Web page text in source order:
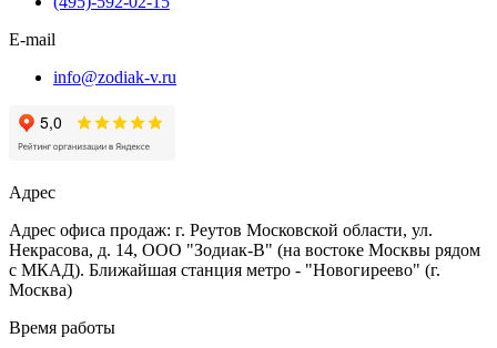
E-mail
info@zodiak-v.ru
Адрес
Адрес офиса продаж: г. Реутов Московской области, ул.
Некрасова, д. 14, ООО "Зодиак-В" (на востоке Москвы рядом
с МКАД). Ближайшая станция метро - "Новогиреево" (г.
Москва)
Время работы